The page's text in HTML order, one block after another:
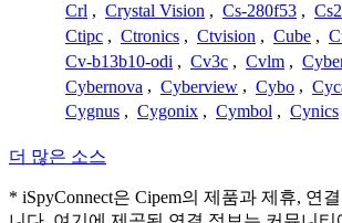
Crl , Crystal Vision , Cs-280f53 ,
Ctipc , Ctronics , Ctvision , Cube ,
Cv-b13b10-odi , Cv3c , Cvlm ,
Cybernova , Cyberview , Cybo ,
Cygnus , Cygonix , Cymbol , Cynics
더 많은 소스
* iSpyConnect은 Cipem의 제품과 제휴, 연